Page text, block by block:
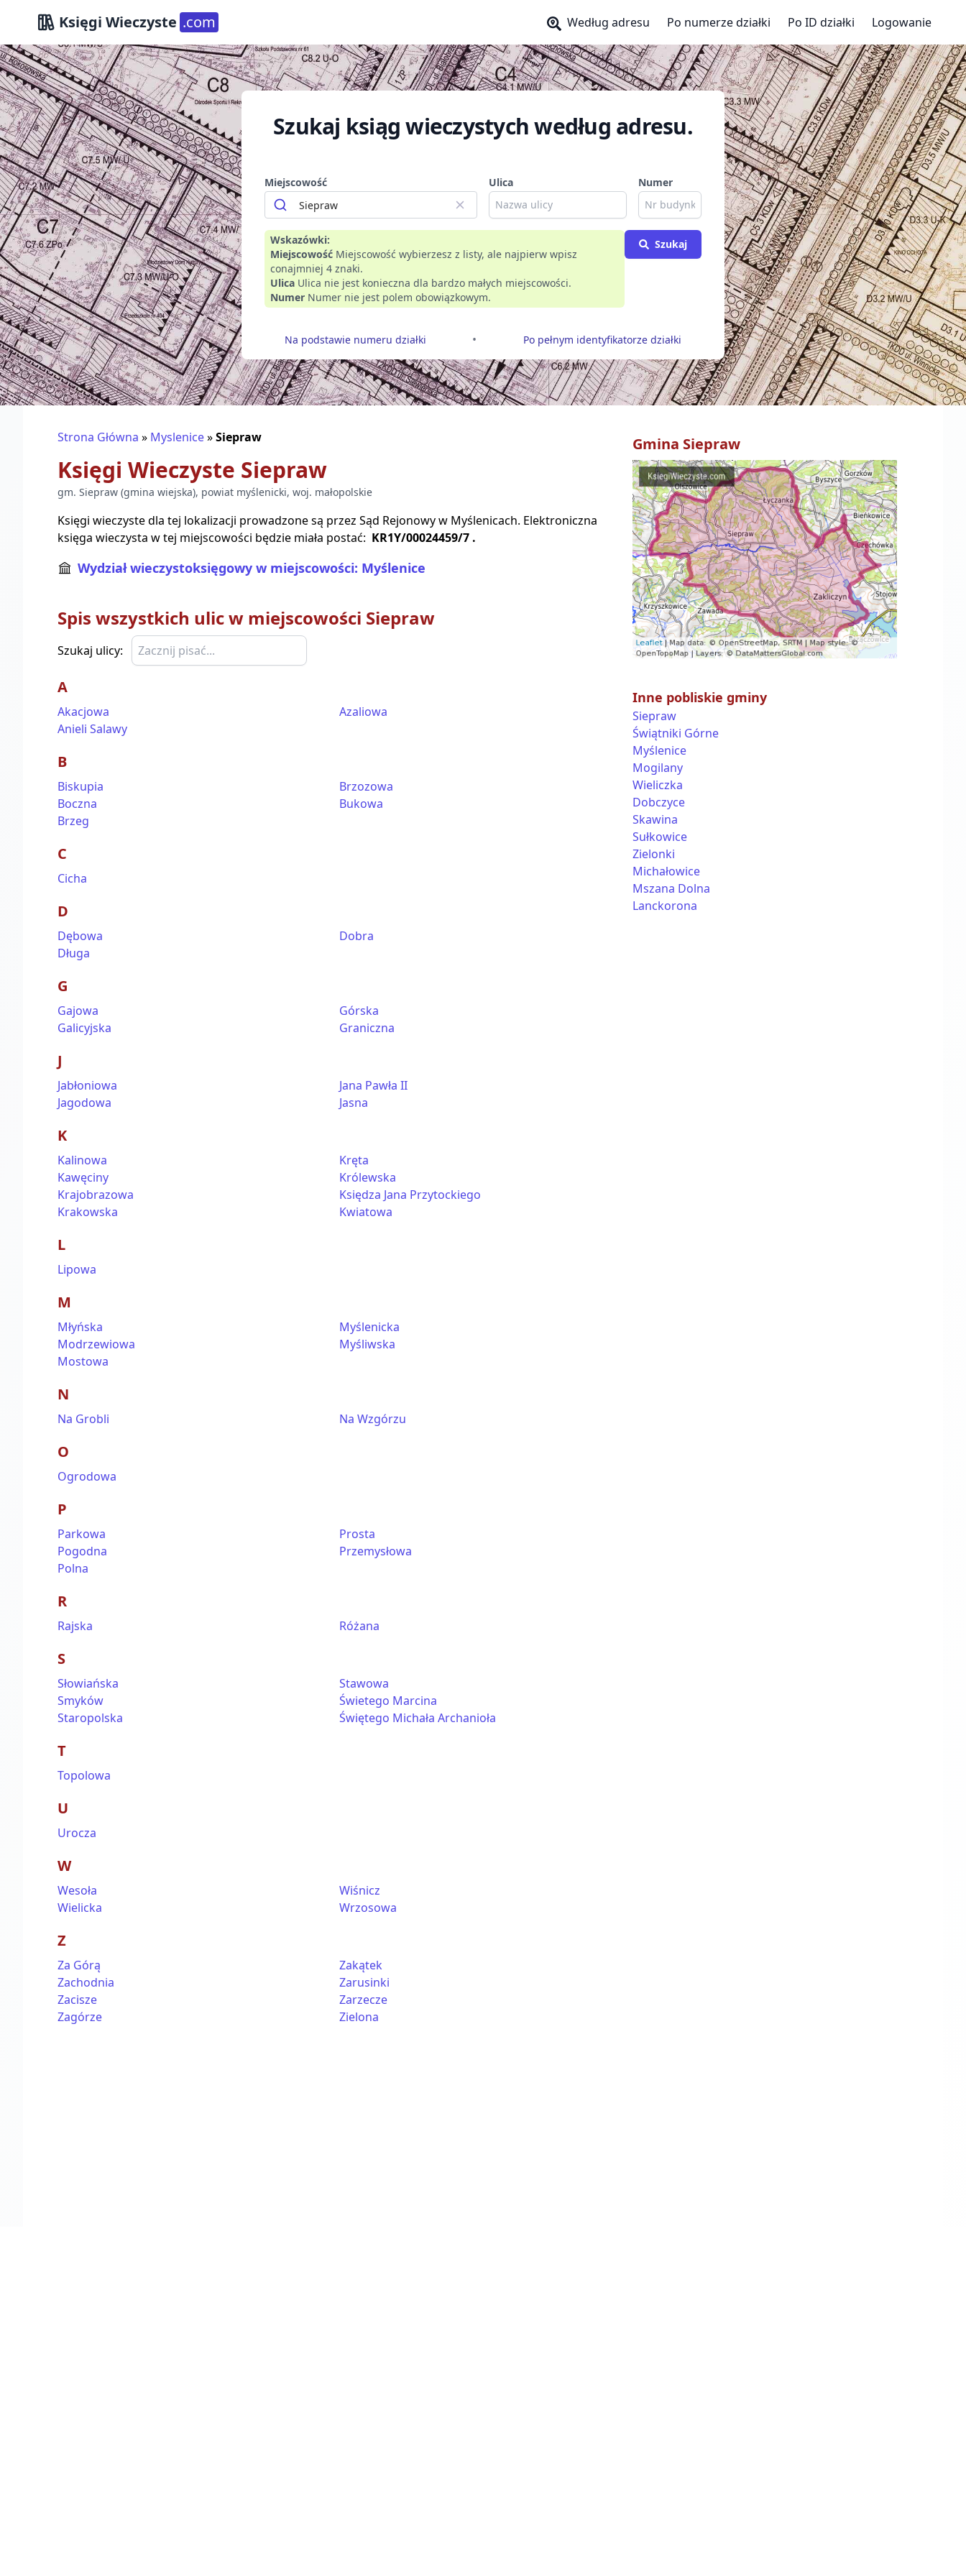
Księgi Wieczyste .com Według adresu Po numerze działki Po ID działki Logowanie
Szukaj ksiąg wieczystych według adresu.
Miejscowość Ulica Numer
Wskazówki:
Miejscowość Miejscowość wybierzesz z listy, ale najpierw wpisz
conajmniej 4 znaki.
Ulica Ulica nie jest konieczna dla bardzo małych miejscowości.
Numer Numer nie jest polem obowiązkowym.
Szukaj
Na podstawie numeru działki • Po pełnym identyfikatorze działki
Strona Główna » Myslenice»Siepraw
Księgi Wieczyste Siepraw
gm. Siepraw (gmina wiejska), powiat myślenicki, woj. małopolskie
Księgi wieczyste dla tej lokalizacji prowadzone są przez Sąd Rejonowy w Myślenicach. Elektroniczna
księga wieczysta w tej miejscowości będzie miała postać: KR1Y/00024459/7 .
Wydział wieczystoksięgowy w miejscowości: Myślenice
Spis wszystkich ulic w miejscowości Siepraw
Szukaj ulicy:
A
Akacjowa
Anieli Salawy
Azaliowa
B
Biskupia
Boczna
Brzeg
Brzozowa
Bukowa
C
Cicha
D
Dębowa
Długa
Dobra
G
Gajowa
Galicyjska
Górska
Graniczna
J
Jabłoniowa
Jagodowa
Jana Pawła II
Jasna
K
Kalinowa
Kawęciny
Krajobrazowa
Krakowska
Kręta
Królewska
Księdza Jana Przytockiego
Kwiatowa
L
Lipowa
M
Młyńska
Modrzewiowa
Mostowa
Myślenicka
Myśliwska
N
Na Grobli Na Wzgórzu
O
Ogrodowa
P
Parkowa
Pogodna
Polna
Prosta
Przemysłowa
R
Rajska Różana
S
Słowiańska
Smyków
Staropolska
Stawowa
Świetego Marcina
Świętego Michała Archanioła
T
Topolowa
U
Urocza
W
Wesoła
Wielicka
Wiśnicz
Wrzosowa
Z
Za Górą
Zachodnia
Zacisze
Zagórze
Zakątek
Zarusinki
Zarzecze
Zielona
Gmina Siepraw
Inne pobliskie gminy
Siepraw
Świątniki Górne
Myślenice
Mogilany
Wieliczka
Dobczyce
Skawina
Sułkowice
Zielonki
Michałowice
Mszana Dolna
Lanckorona